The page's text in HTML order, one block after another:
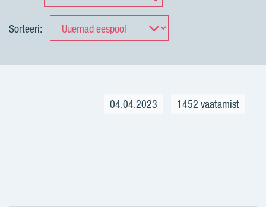
Sorteeri:
04.04.2023 1452 vaatamist